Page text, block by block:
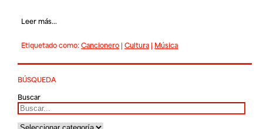
Leer más...
Etiquetado como:Cancionero| Cultura| Música
BÚSQUEDA
Buscar